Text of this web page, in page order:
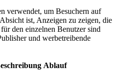
verwendet, um Besuchern auf
ist, Anzeigen zu zeigen, die
den einzelnen Benutzer sind
und werbetreibende
Ablauf